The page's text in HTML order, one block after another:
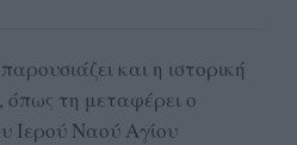
και η ιστορική
όπως τη μεταφέρει ο
Ιερού Ναού Αγίου